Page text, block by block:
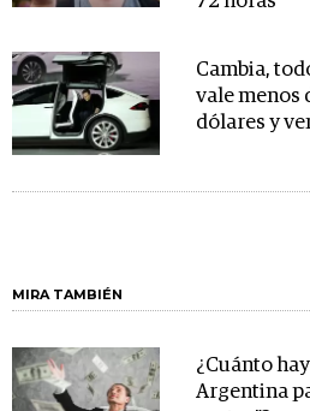
Cambia,
vale menos
dólares y
MIRA TAMBIÉN
¿Cuánto
Argentina